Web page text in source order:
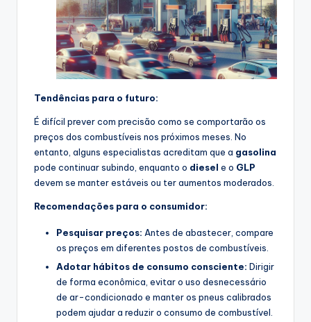
Tendências para o futuro:
É difícil prever com precisão como se comportarão os
preços dos combustíveis nos próximos meses. No
entanto, alguns especialistas acreditam que a gasolina
pode continuar subindo, enquanto o diesel e o GLP
devem se manter estáveis ou ter aumentos moderados.
Recomendações para o consumidor:
Pesquisar preços: Antes de abastecer, compare
os preços em diferentes postos de combustíveis.
Adotar hábitos de consumo consciente: Dirigir
de forma econômica, evitar o uso desnecessário
de ar-condicionado e manter os pneus calibrados
podem ajudar a reduzir o consumo de combustível.